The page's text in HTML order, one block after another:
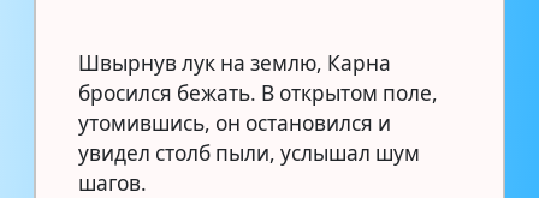
Швырнув лук на землю, Карна
бросился бежать. В открытом поле,
утомившись, он остановился и
увидел столб пыли, услышал шум
шагов.